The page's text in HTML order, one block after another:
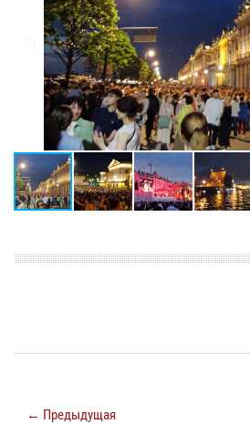
← Предыдущая